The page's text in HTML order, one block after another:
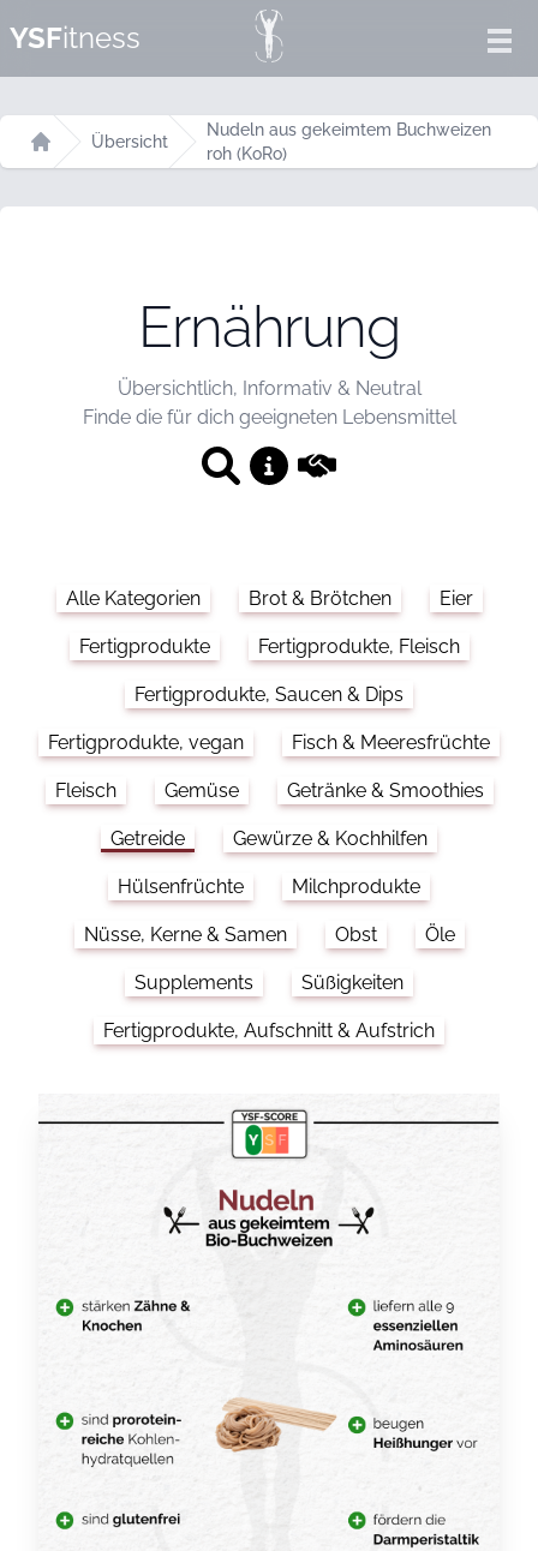
YSFitness
Startseite
Übersicht
Nudeln aus gekeimtem Buchweizen
roh (KoRo)
Ernährung
Übersichtlich, Informativ & Neutral
Finde die für dich geeigneten Lebensmittel
Alle Kategorien Brot & Brötchen Eier
Fertigprodukte Fertigprodukte, Fleisch
Fertigprodukte, Saucen & Dips
Fertigprodukte, vegan Fisch & Meeresfrüchte
Fleisch Gemüse Getränke & Smoothies
Getreide Gewürze & Kochhilfen
Hülsenfrüchte Milchprodukte
Nüsse, Kerne & Samen Obst Öle
Supplements Süßigkeiten
Fertigprodukte, Aufschnitt & Aufstrich